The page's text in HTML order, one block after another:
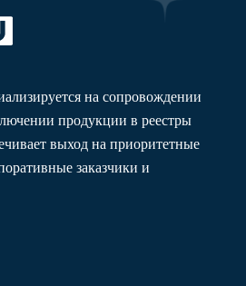
на сопровождении
продукции в реестры
выход на приоритетные
заказчики и